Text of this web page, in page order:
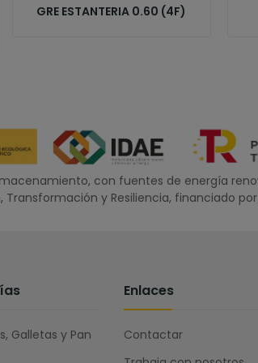
GRE ESTANTERIA 0.60 (4F)
con fuentes de energía
y Resiliencia, financiado
Galletas y Pan
Enlaces
Contactar